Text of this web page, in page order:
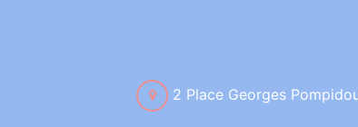
2 Place Georges